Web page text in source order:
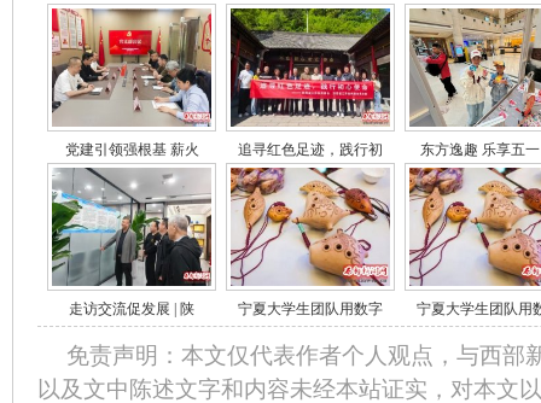
党建引领强根基 薪火 追寻红色足迹，践行初 东方逸趣 乐享五
走访交流促发展 | 陕 宁夏大学生团队用数字 宁夏大学生团队用
免责声明：本文仅代表作者个人观点，与西部
以及文中陈述文字和内容未经本站证实，对本文